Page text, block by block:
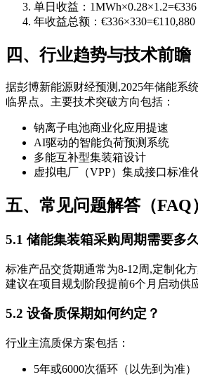
单日收益：1MWh×0.28×1.2=€336
年收益总额：€336×330=€110,880
四、行业趋势与技术前瞻
据彭博新能源财经预测,2025年储能系
临界点。主要技术突破方向包括：
钠离子电池商业化应用提速
AI驱动的智能负荷预测系统
多能互补型集装箱设计
虚拟电厂（VPP）集成接口标准
五、常见问题解答（FAQ
5.1 储能集装箱采购周期需要多
标准产品交货期通常为8-12周,定制化方
建议在项目规划阶段提前6个月启动供
5.2 设备质保期如何约定？
行业主流质保方案包括：
5年或6000次循环（以先到为准）